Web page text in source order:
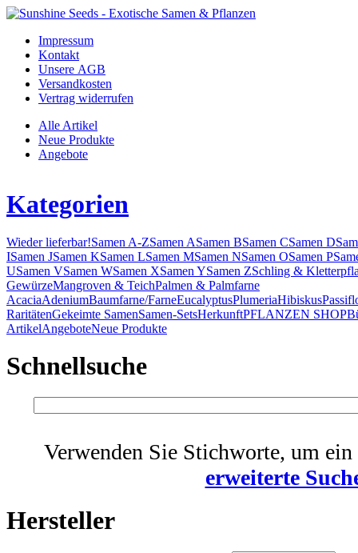
Impressum
Kontakt
Unsere AGB
Versandkosten
Vertrag widerrufen
Alle Artikel
Neue Produkte
Angebote
Kategorien
Wieder lieferbar!Samen A-ZSamen ASamen BSamen CSamen D
ISamen JSamen KSamen LSamen MSamen NSamen OSamen P
USamen VSamen WSamen XSamen YSamen ZSchling &
GewürzeMangroven & TeichPalmen & Palmfarne
AcaciaAdeniumBaumfarne/FarneEucalyptusPlumeriaHibiskus
RaritätenGekeimte SamenSamen-SetsHerkunftPFLANZEN SHOP
ArtikelAngeboteNeue Produkte
Schnellsuche
Verwenden Sie Stichworte, um
erweiterte
Hersteller